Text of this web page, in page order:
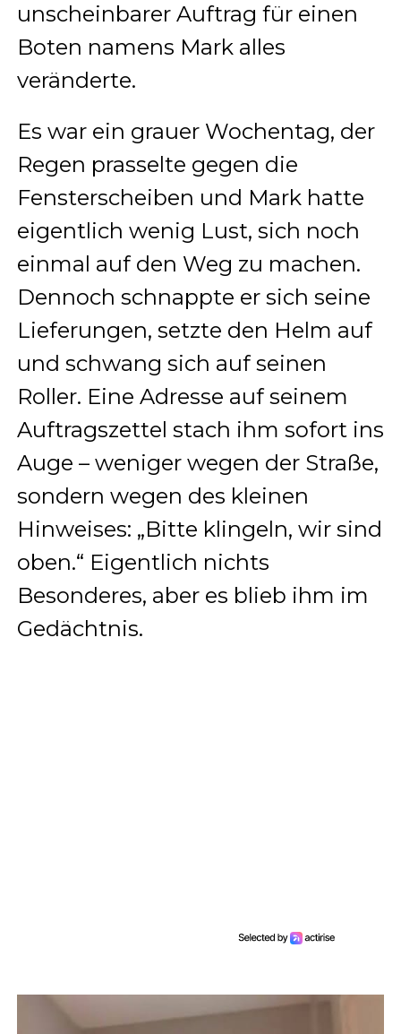
unscheinbarer Auftrag für einen
Boten namens Mark alles
veränderte.
Es war ein grauer Wochentag, der
Regen prasselte gegen die
Fensterscheiben und Mark hatte
eigentlich wenig Lust, sich noch
einmal auf den Weg zu machen.
Dennoch schnappte er sich seine
Lieferungen, setzte den Helm auf
und schwang sich auf seinen
Roller. Eine Adresse auf seinem
Auftragszettel stach ihm sofort ins
Auge – weniger wegen der Straße,
sondern wegen des kleinen
Hinweises: „Bitte klingeln, wir sind
oben.“ Eigentlich nichts
Besonderes, aber es blieb ihm im
Gedächtnis.